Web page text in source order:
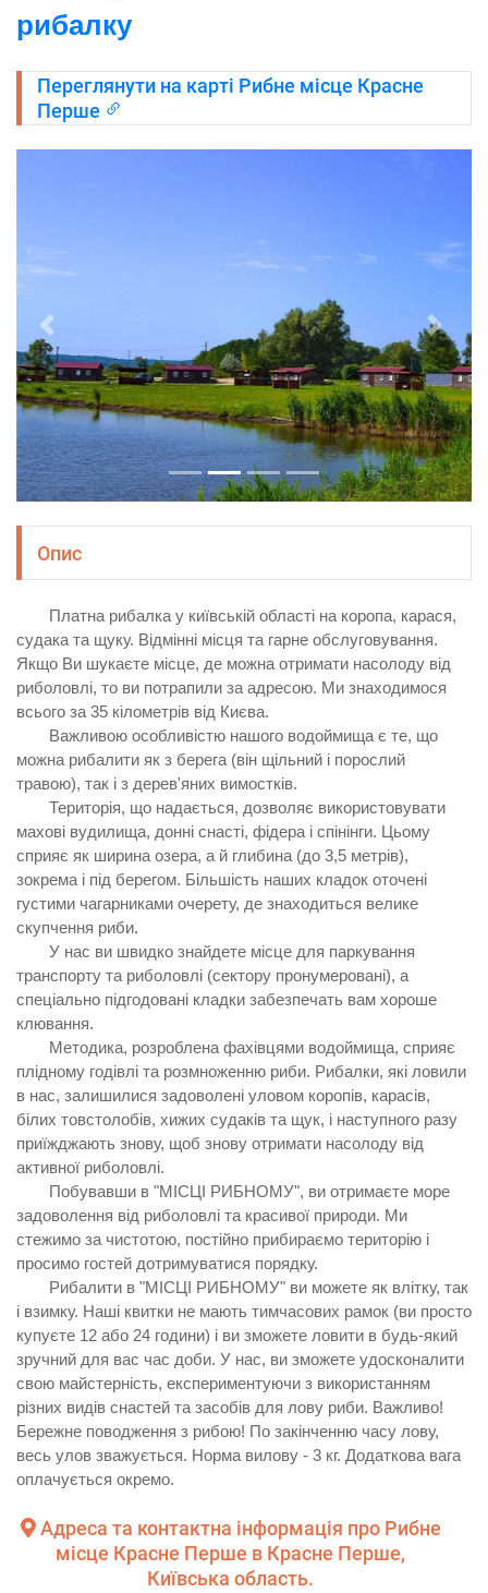
рибалку
Переглянути на карті Рибне місце Красне
Перше
Попередня
Опис
Платна рибалка у київській області на коропа, карася,
судака та щуку. Відмінні місця та гарне обслуговування.
Якщо Ви шукаєте місце, де можна отримати насолоду від
риболовлі, то ви потрапили за адресою. Ми знаходимося
всього за 35 кілометрів від Києва.
Важливою особливістю нашого водоймища є те, що
можна рибалити як з берега (він щільний і порослий
травою), так і з дерев'яних вимостків.
Територія, що надається, дозволяє використовувати
махові вудилища, донні снасті, фідера і спінінги. Цьому
сприяє як ширина озера, а й глибина (до 3,5 метрів),
зокрема і під берегом. Більшість наших кладок оточені
густими чагарниками очерету, де знаходиться велике
скупчення риби.
У нас ви швидко знайдете місце для паркування
транспорту та риболовлі (сектору пронумеровані), а
спеціально підгодовані кладки забезпечать вам хороше
клювання.
Методика, розроблена фахівцями водоймища, сприяє
плідному годівлі та розмноженню риби. Рибалки, які ловили
в нас, залишилися задоволені уловом коропів, карасів,
білих товстолобів, хижих судаків та щук, і наступного разу
приїжджають знову, щоб знову отримати насолоду від
активної риболовлі.
Побувавши в "МІСЦІ РИБНОМУ", ви отримаєте море
задоволення від риболовлі та красивої природи. Ми
стежимо за чистотою, постійно прибираємо територію і
просимо гостей дотримуватися порядку.
Рибалити в "МІСЦІ РИБНОМУ" ви можете як влітку, так
і взимку. Наші квитки не мають тимчасових рамок (ви просто
купуєте 12 або 24 години) і ви зможете ловити в будь-який
зручний для вас час доби. У нас, ви зможете удосконалити
свою майстерність, експериментуючи з використанням
різних видів снастей та засобів для лову риби. Важливо!
Бережне поводження з рибою! По закінченню часу лову,
весь улов зважується. Норма вилову - 3 кг. Додаткова вага
оплачується окремо.
Адреса та контактна інформація про Рибне
місце Красне Перше в Красне Перше,
Київська область.